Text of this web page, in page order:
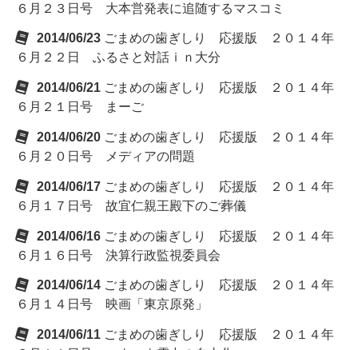
６月２３日号 大本営発表に追随するマスコミ
2014/06/23 ごまめの歯ぎしり 応援版 ２０１４年
６月２２日 ふるさと対話ｉｎ大分
2014/06/21 ごまめの歯ぎしり 応援版 ２０１４年
６月２１日号 まーご
2014/06/20 ごまめの歯ぎしり 応援版 ２０１４年
６月２０日号 メディアの問題
2014/06/17 ごまめの歯ぎしり 応援版 ２０１４年
６月１７日号 故宜仁親王殿下のご葬儀
2014/06/16 ごまめの歯ぎしり 応援版 ２０１４年
６月１６日号 決算行政監視委員会
2014/06/14 ごまめの歯ぎしり 応援版 ２０１４年
６月１４日号 映画「東京原発」
2014/06/11 ごまめの歯ぎしり 応援版 ２０１４年